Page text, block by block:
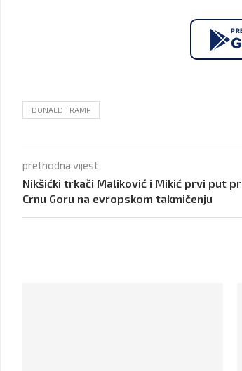
DONALD TRAMP
prethodna vijest
Nikšićki trkači Maliković i Mikić prvi put
Crnu Goru na evropskom takmičenju